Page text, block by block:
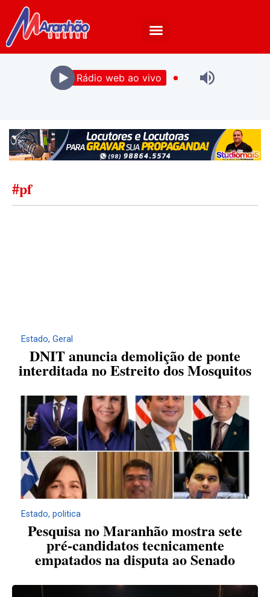
Rádio web ao vivo
#pf
Estado, Geral
DNIT anuncia demolição de ponte
interditada no Estreito dos Mosquitos
Estado, politica
Pesquisa no Maranhão mostra sete
pré-candidatos tecnicamente
empatados na disputa ao Senado